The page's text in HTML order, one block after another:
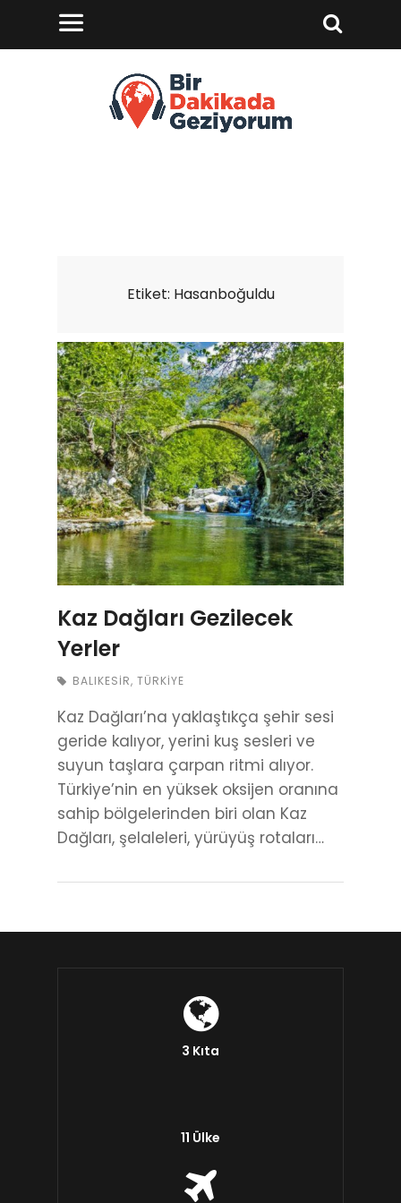
Etiket: Hasanboğuldu
Kaz Dağları Gezilecek
Yerler
BALIKESIR, TÜRKIYE
Kaz Dağları’na yaklaştıkça şehir sesi
geride kalıyor, yerini kuş sesleri ve
suyun taşlara çarpan ritmi alıyor.
Türkiye’nin en yüksek oksijen oranına
sahip bölgelerinden biri olan Kaz
Dağları, şelaleleri, yürüyüş rotaları…
3 Kıta
11 Ülke